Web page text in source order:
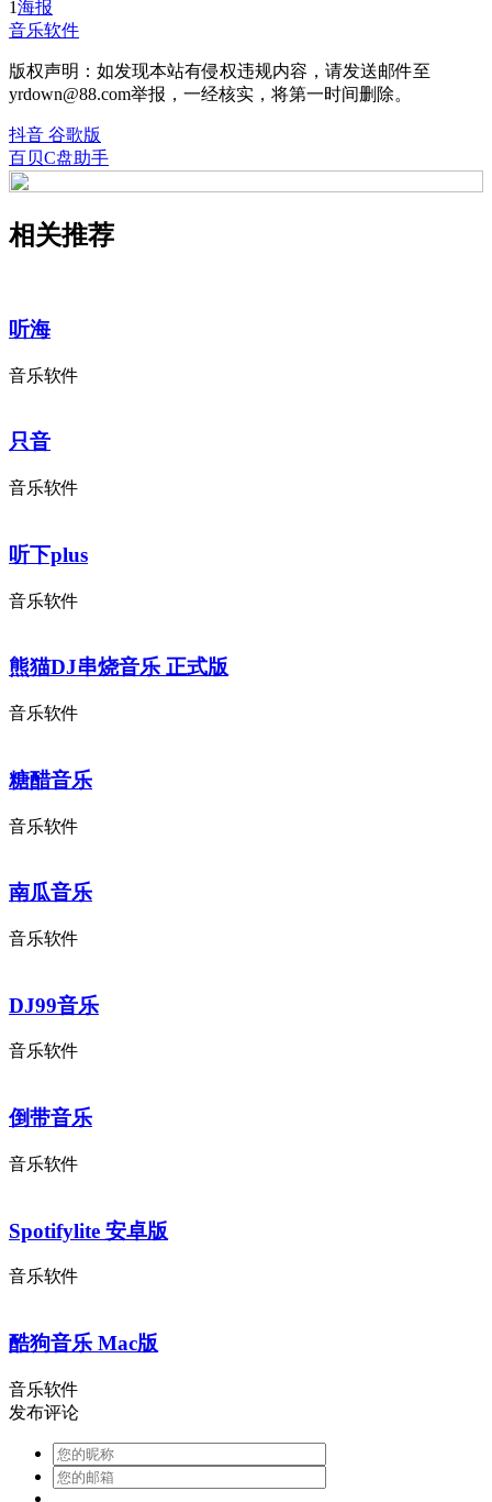
1海报
音乐软件
版权声明：如发现本站有侵权违规内容，请发送邮件至
yrdown@88.com举报，一经核实，将第一时间删除。
抖音 谷歌版
百贝C盘助手
相关推荐
听海
音乐软件
只音
音乐软件
听下plus
音乐软件
熊猫DJ串烧音乐 正式版
音乐软件
糖醋音乐
音乐软件
南瓜音乐
音乐软件
DJ99音乐
音乐软件
倒带音乐
音乐软件
Spotifylite 安卓版
音乐软件
酷狗音乐 Mac版
音乐软件
发布评论